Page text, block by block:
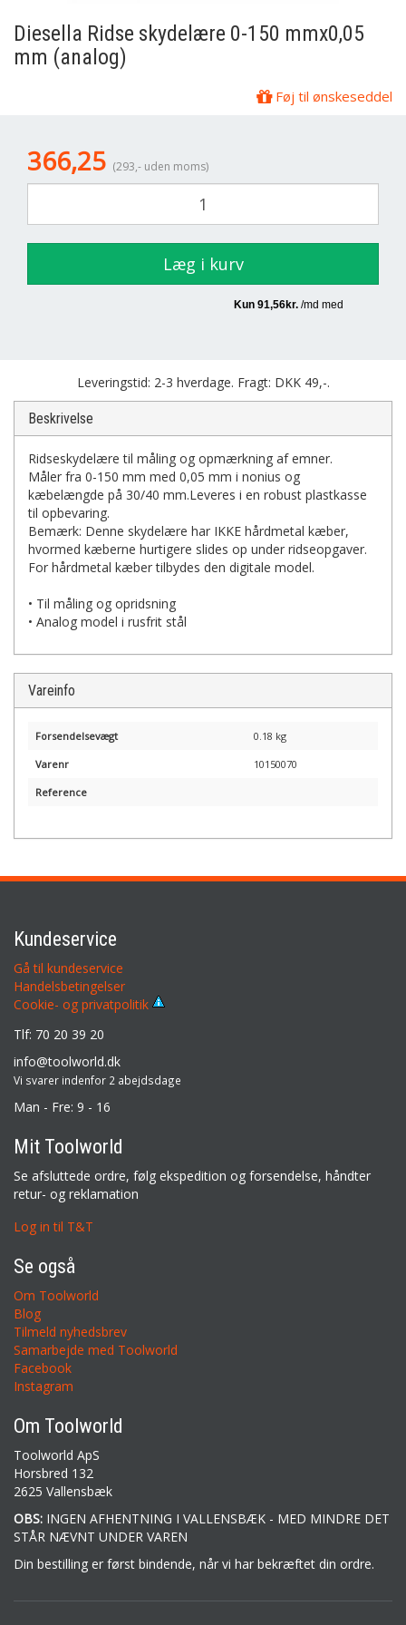
Diesella Ridse skydelære 0-150 mmx0,05
mm (analog)
Føj til ønskeseddel
366,25 (293,- uden moms)
Læg i kurv
Leveringstid: 2-3 hverdage. Fragt: DKK 49,-.
Beskrivelse
Ridseskydelære til måling og opmærkning af emner.
Måler fra 0-150 mm med 0,05 mm i nonius og
kæbelængde på 30/40 mm.Leveres i en robust plastkasse
til opbevaring.
Bemærk: Denne skydelære har IKKE hårdmetal kæber,
hvormed kæberne hurtigere slides op under ridseopgaver.
For hårdmetal kæber tilbydes den digitale model.
• Til måling og opridsning
• Analog model i rusfrit stål
Vareinfo
Forsendelsevægt 0.18 kg
Varenr 10150070
Reference
Kundeservice
Gå til kundeservice
Handelsbetingelser
Cookie- og privatpolitik
Tlf: 70 20 39 20
info@toolworld.dk
Vi svarer indenfor 2 abejdsdage
Man - Fre: 9 - 16
Mit Toolworld
Se afsluttede ordre, følg ekspedition og forsendelse, håndter
retur- og reklamation
Log in til T&T
Se også
Om Toolworld
Blog
Tilmeld nyhedsbrev
Samarbejde med Toolworld
Facebook
Instagram
Om Toolworld
Toolworld ApS
Horsbred 132
2625 Vallensbæk
OBS: INGEN AFHENTNING I VALLENSBÆK - MED MINDRE DET
STÅR NÆVNT UNDER VAREN
Din bestilling er først bindende, når vi har bekræftet din ordre.